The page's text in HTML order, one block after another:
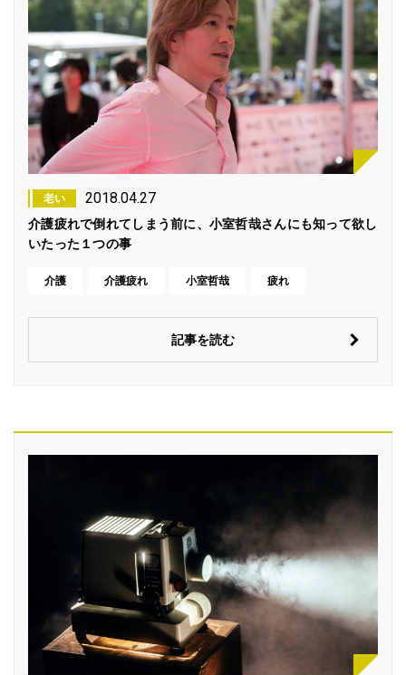
老い 2018.04.27
介護疲れで倒れてしまう前に、小室哲哉さんにも知って欲し
いたった１つの事
介護 介護疲れ 小室哲哉 疲れ
記事を読む